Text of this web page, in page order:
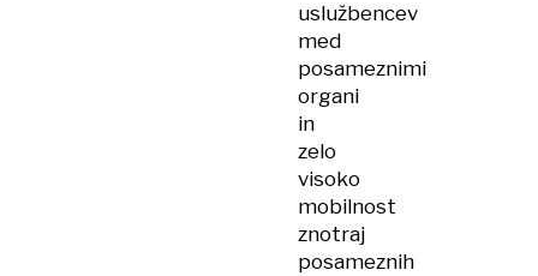
uslužbencev
med
posameznimi
organi
in
zelo
visoko
mobilnost
znotraj
posameznih